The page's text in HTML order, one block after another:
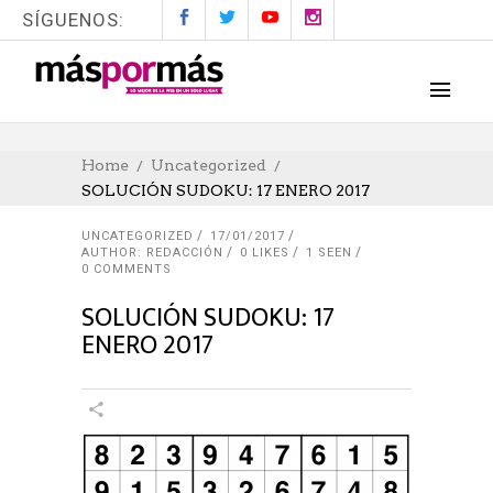
SÍGUENOS:
Home
Uncategorized
SOLUCIÓN SUDOKU: 17 ENERO 2017
UNCATEGORIZED
17/01/2017
AUTHOR: REDACCIÓN
0 LIKES
1 SEEN
0 COMMENTS
SOLUCIÓN SUDOKU: 17
ENERO 2017